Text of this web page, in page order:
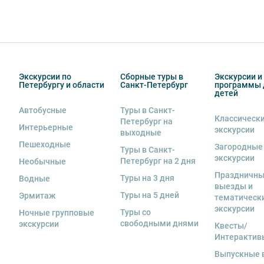
низкими или высокими температурами и прочими
если экскурсионная программа отменяется по
отмены экскурсии все денежные средства
11. Обращаем Ваше внимание, что
для групп менее 18
12. На ряд экскурсий туроператор предоставляет в
за сохранность оборудования во время
экскурсанта. В случае утери или порчи
стоимость комплекта в размере 5500 руб. 00 коп.
13. Для бронирования мест на заграничные
предоставить ФИО, дату рождения, серию и номер
Экскурсии по
Петербургу и области
Автобусные
Интерьерные
Пешеходные
Необычные
Водные
Эрмитаж
Ночные групповые
экскурсии
Сборные туры в
Санкт-Петербург
Туры в Санкт-
Петербург на
выходные
Туры в Санкт-
Петербург на 2 дня
Туры на 3 дня
Туры на 5 дней
Туры со
свободными днями
Экскурсии и
программы
детей
экскурсии
Загородные
экскурсии
выезды и
экскурсии
Квесты/
Выпускные